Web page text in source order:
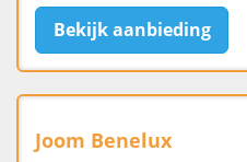
Bekijk aanbieding
Joom Benelux